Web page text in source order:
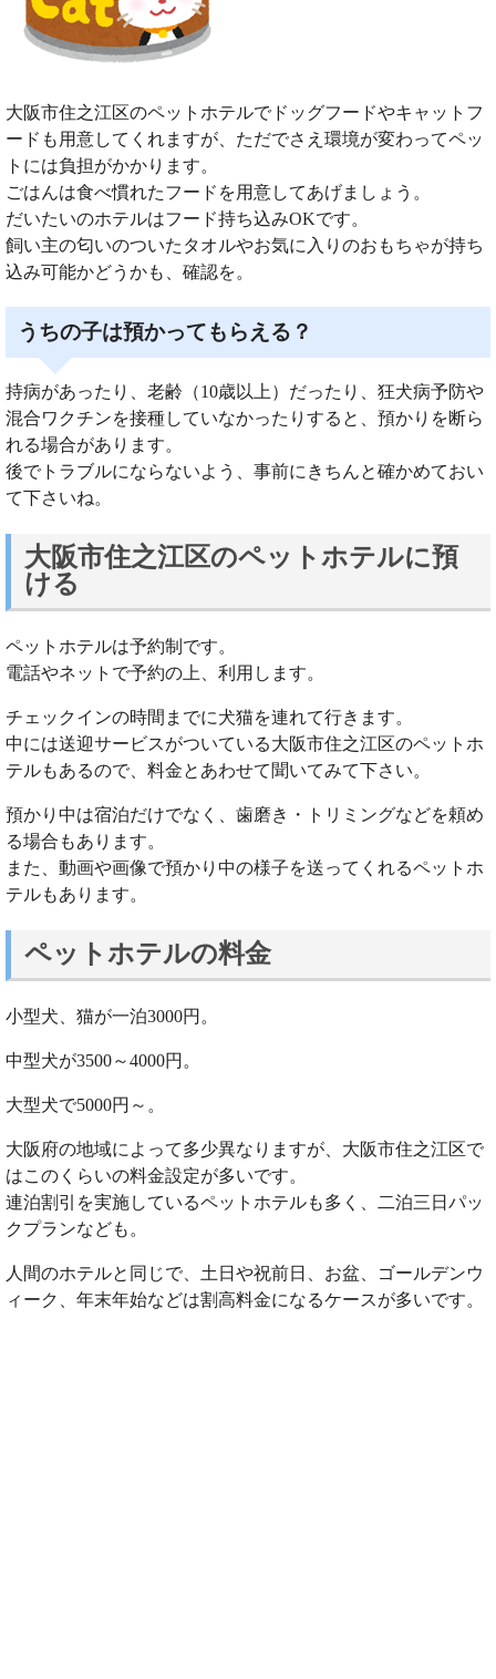
大阪市住之江区のペットホテルでドッグフードやキャットフ
ードも用意してくれますが、ただでさえ環境が変わってペッ
トには負担がかかります。
ごはんは食べ慣れたフードを用意してあげましょう。
だいたいのホテルはフード持ち込みOKです。
飼い主の匂いのついたタオルやお気に入りのおもちゃが持ち
込み可能かどうかも、確認を。
うちの子は預かってもらえる？
持病があったり、老齢（10歳以上）だったり、狂犬病予防や
混合ワクチンを接種していなかったりすると、預かりを断ら
れる場合があります。
後でトラブルにならないよう、事前にきちんと確かめておい
て下さいね。
大阪市住之江区のペットホテルに預
ける
ペットホテルは予約制です。
電話やネットで予約の上、利用します。
チェックインの時間までに犬猫を連れて行きます。
中には送迎サービスがついている大阪市住之江区のペットホ
テルもあるので、料金とあわせて聞いてみて下さい。
預かり中は宿泊だけでなく、歯磨き・トリミングなどを頼め
る場合もあります。
また、動画や画像で預かり中の様子を送ってくれるペットホ
テルもあります。
ペットホテルの料金
小型犬、猫が一泊3000円。
中型犬が3500～4000円。
大型犬で5000円～。
大阪府の地域によって多少異なりますが、大阪市住之江区で
はこのくらいの料金設定が多いです。
連泊割引を実施しているペットホテルも多く、二泊三日パッ
クプランなども。
人間のホテルと同じで、土日や祝前日、お盆、ゴールデンウ
ィーク、年末年始などは割高料金になるケースが多いです。